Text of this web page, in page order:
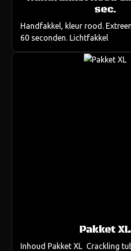
sec.
Handfakkel, kleur rood.
60 seconden. Lichtfakkel
Pakket XL
Inhoud Pakket XL Crackling